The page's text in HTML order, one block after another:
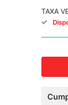
TAXA